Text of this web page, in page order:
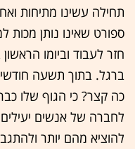
תחילה עשינו מתיחות
ספורט שאינו נותן
חזר לעבוד וביומו
ברגל. בתוך תשעה
כה קצר? כי הגוף שלו
לחברה של אנשים
להוציא מהם יותר